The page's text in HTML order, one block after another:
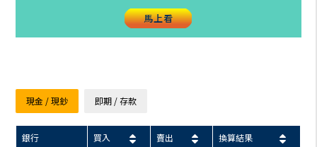
馬上看
現金 / 現鈔 即期 / 存款
銀行 買入 賣出 換算結果